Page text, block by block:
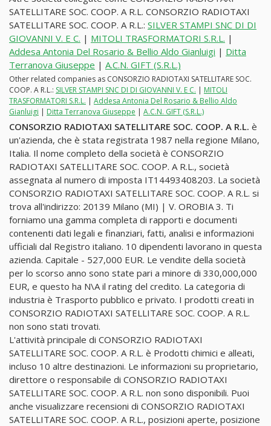
SATELLITARE SOC. COOP. A R.L. CONSORZIO RADIOTAXI
SATELLITARE SOC. COOP. A R.L.: SILVER STAMPI SNC DI DI
GIOVANNI V. E C. | MITOLI TRASFORMATORI S.R.L. |
Addesa Antonia Del Rosario & Bellio Aldo Gianluigi | Ditta
Terranova Giuseppe | A.C.N. GIFT (S.R.L.)
Other related companies as CONSORZIO RADIOTAXI SATELLITARE SOC.
COOP. A R.L.: SILVER STAMPI SNC DI DI GIOVANNI V. E C. | MITOLI
TRASFORMATORI S.R.L. | Addesa Antonia Del Rosario & Bellio Aldo
Gianluigi | Ditta Terranova Giuseppe | A.C.N. GIFT (S.R.L.)
CONSORZIO RADIOTAXI SATELLITARE SOC. COOP. A R.L. è
un'azienda, che è stata registrata 1987 nella regione Milano,
Italia. Il nome completo della società è CONSORZIO
RADIOTAXI SATELLITARE SOC. COOP. A R.L., società
assegnata al numero di imposta IT14493408203. La società
CONSORZIO RADIOTAXI SATELLITARE SOC. COOP. A R.L. si
trova all'indirizzo: 20139 Milano (MI) | V. OROBIA 3. Ti
forniamo una gamma completa di rapporti e documenti
contenenti dati legali e finanziari, fatti, analisi e informazioni
ufficiali dal Registro italiano. 10 dipendenti lavorano in questa
azienda. Capitale - 527,000 EUR. Le vendite della società
per lo scorso anno sono state pari a minore di 330,000,000
EUR, e questo ha N\A il rating del credito. La categoria di
industria è Trasporto pubblico e privato. I prodotti creati in
CONSORZIO RADIOTAXI SATELLITARE SOC. COOP. A R.L.
non sono stati trovati.
L'attività principale di CONSORZIO RADIOTAXI
SATELLITARE SOC. COOP. A R.L. è Prodotti chimici e alleati,
incluso 10 altre destinazioni. Le informazioni su proprietario,
direttore o responsabile di CONSORZIO RADIOTAXI
SATELLITARE SOC. COOP. A R.L. non sono disponibili. Puoi
anche visualizzare recensioni di CONSORZIO RADIOTAXI
SATELLITARE SOC. COOP. A R.L., posizioni aperte, posizione